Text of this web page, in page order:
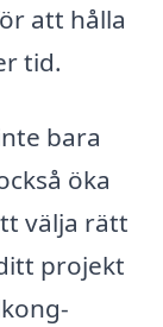
att hålla
tid.
bara
öka
välja rätt
projekt